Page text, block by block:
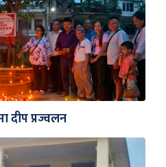
दीप प्रज्वलन